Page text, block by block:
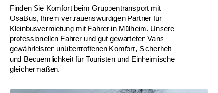
Finden Sie Komfort beim Gruppentransport mit
OsaBus, Ihrem vertrauenswürdigen Partner für
Kleinbusvermietung mit Fahrer in Mülheim. Unsere
professionellen Fahrer und gut gewarteten Vans
gewährleisten unübertroffenen Komfort, Sicherheit
und Bequemlichkeit für Touristen und Einheimische
gleichermaßen.